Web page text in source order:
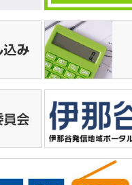
地蔵ま
思い